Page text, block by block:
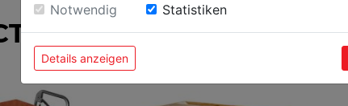
MÁS POPULARES
Notwendig Statistiken
Details anzeigen